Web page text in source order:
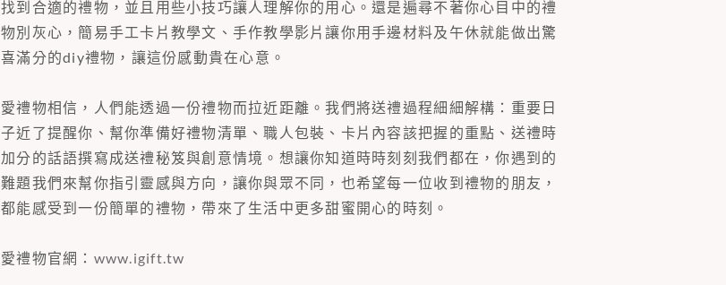
找到合適的禮物，並且用些小技巧讓人理解你的用心。還是遍尋不著你心目中的禮
物別灰心，簡易手工卡片教學文、手作教學影片讓你用手邊材料及午休就能做出驚
喜滿分的diy禮物，讓這份感動貴在心意。
愛禮物相信，人們能透過一份禮物而拉近距離。我們將送禮過程細細解構：重要日
子近了提醒你、幫你準備好禮物清單、職人包裝、卡片內容該把握的重點、送禮時
加分的話語撰寫成送禮秘笈與創意情境。想讓你知道時時刻刻我們都在，你遇到的
難題我們來幫你指引靈感與方向，讓你與眾不同，也希望每一位收到禮物的朋友，
都能感受到一份簡單的禮物，帶來了生活中更多甜蜜開心的時刻。
愛禮物官網： www.igift.tw